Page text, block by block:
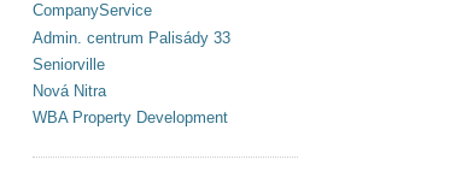
CompanyService
Admin. centrum Palisády 33
Seniorville
Nová Nitra
WBA Property Development